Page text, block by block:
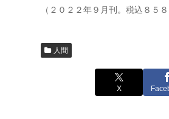
（２０２２年９月刊。税込８５８
人間
X